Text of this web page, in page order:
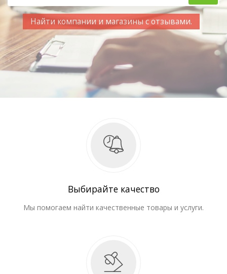
Найти компании и магазины с отзывами.
Выбирайте качество
Мы помогаем найти качественные товары и услуги.